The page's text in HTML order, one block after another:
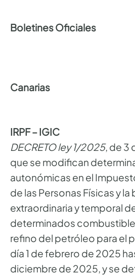
Boletines Oficiales
Canarias
IRPF – IGIC
DECRETO ley 1/2025, de 3
que se modifican
autonómicas en el
de las Personas Físicas y
extraordinaria y temporal
determinados
refino del petróleo para el
día 1 de febrero de 2025
diciembre de 2025, y se